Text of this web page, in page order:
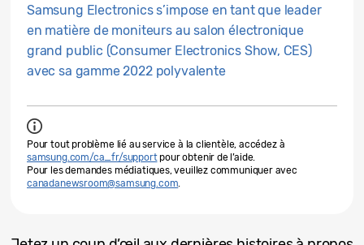
Samsung Electronics s’impose en tant que leader
en matière de moniteurs au salon électronique
grand public (Consumer Electronics Show, CES)
avec sa gamme 2022 polyvalente
Pour tout problème lié au service à la clientèle, accédez à
samsung.com/ca_fr/supportpour obtenir de l’aide.
Pour les demandes médiatiques, veuillez communiquer avec
canadanewsroom@samsung.com.